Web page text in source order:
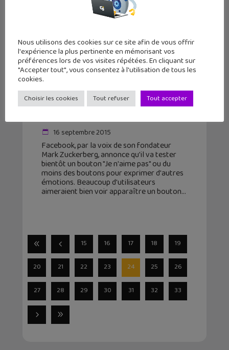
Facebook prépare une petite
révolution : le bouton « J’aime » ne
16 septembre 2015
Facebook, par la voix de son fondateur
Mark Zuckerberg, annonce qu'il va tester
bientôt un bouton "Je n'aime pas" ou du
moins des boutons pour exprimer d'autres
émotions. Beaucoup d'utilisateurs
aimeraient bien voir apparaître un bouton
15 16 17 18 19
20 21 22 23 24 25 26
27 28 29 30 31 32 33
Nous utilisons des cookies sur ce site afin de vous offrir
l'expérience la plus pertinente en mémorisant vos
préférences lors de vos visites répétées. En cliquant sur
"Accepter tout", vous consentez à l'utilisation de tous les
cookies.
Choisir les cookies Tout refuser Tout accepter